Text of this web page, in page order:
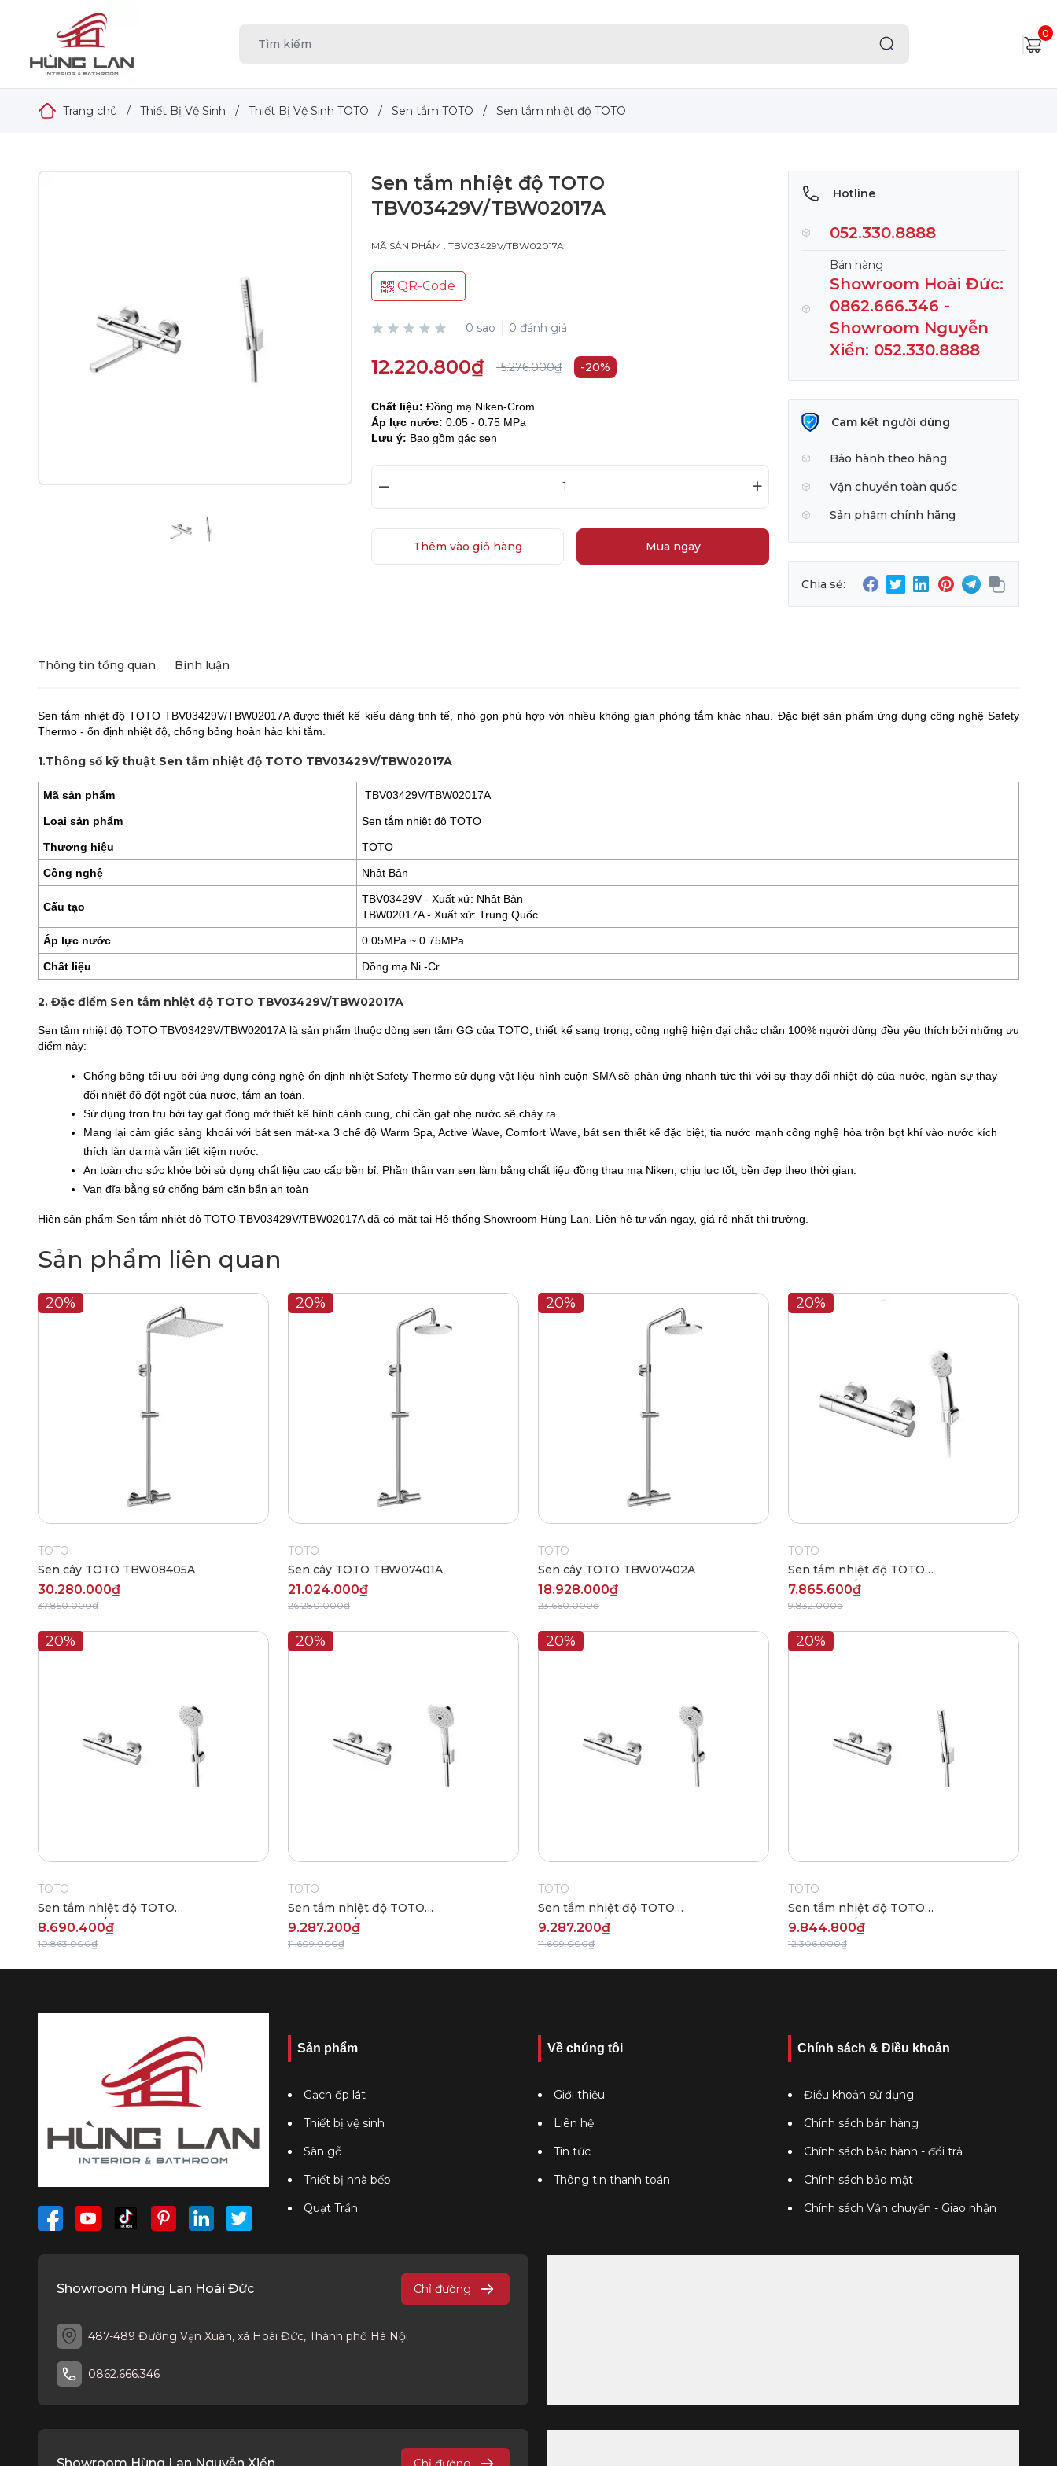
0
Trang chủ / Thiết Bị Vệ Sinh / Thiết Bị Vệ Sinh TOTO / Sen tắm TOTO / Sen tắm nhiệt độ TOTO
Sen tắm nhiệt độ TOTO
TBV03429V/TBW02017A
MÃ SẢN PHẨM : TBV03429V/TBW02017A
QR-Code
0 sao 0 đánh giá
12.220.800₫ 15.276.000₫ -20%
Chất liệu: Đồng mạ Niken-Crom
Áp lực nước: 0.05 - 0.75 MPa
Lưu ý: Bao gồm gác sen
– +
Thêm vào giỏ hàng Mua ngay
Hotline
052.330.8888
Bán hàng
Showroom Hoài Đức:
0862.666.346 -
Showroom Nguyễn
Xiển: 052.330.8888
Cam kết người dùng
Bảo hành theo hãng
Vận chuyển toàn quốc
Sản phẩm chính hãng
Chia sẻ:
Thông tin tổng quan Bình luận
Sen tắm nhiệt độ TOTO TBV03429V/TBW02017A được thiết kế kiểu dáng tinh tế, nhỏ gọn phù hợp với nhiều không gian phòng tắm khác nhau. Đặc biệt sản phẩm ứng dụng công nghệ Safety
Thermo - ổn định nhiệt độ, chống bỏng hoàn hảo khi tắm.
1.Thông số kỹ thuật Sen tắm nhiệt độ TOTO TBV03429V/TBW02017A
Mã sản phẩm TBV03429V/TBW02017A
Loại sản phẩm Sen tắm nhiệt độ TOTO
Thương hiệu TOTO
Công nghệ Nhật Bản
Cấu tạo
TBV03429V - Xuất xứ: Nhật Bản
TBW02017A - Xuất xứ: Trung Quốc
Áp lực nước 0.05MPa ~ 0.75MPa
Chất liệu Đồng mạ Ni -Cr
2. Đặc điểm Sen tắm nhiệt độ TOTO TBV03429V/TBW02017A
Sen tắm nhiệt độ TOTO TBV03429V/TBW02017A là sản phẩm thuộc dòng sen tắm GG của TOTO, thiết kế sang trọng, công nghệ hiện đại chắc chắn 100% người dùng đều yêu thích bởi những ưu
điểm này:
Chống bỏng tối ưu bởi ứng dụng công nghệ ổn định nhiệt Safety Thermo sử dụng vật liệu hình cuộn SMA sẽ phản ứng nhanh tức thì với sự thay đổi nhiệt độ của nước, ngăn sự thay
đổi nhiệt độ đột ngột của nước, tắm an toàn.
Sử dụng trơn tru bởi tay gạt đóng mở thiết kế hình cánh cung, chỉ cần gạt nhẹ nước sẽ chảy ra.
Mang lại cảm giác sảng khoái với bát sen mát-xa 3 chế độ Warm Spa, Active Wave, Comfort Wave, bát sen thiết kế đặc biệt, tia nước mạnh công nghệ hòa trộn bọt khí vào nước kích
thích làn da mà vẫn tiết kiệm nước.
An toàn cho sức khỏe bởi sử dụng chất liệu cao cấp bền bỉ. Phần thân van sen làm bằng chất liệu đồng thau mạ Niken, chịu lực tốt, bền đẹp theo thời gian.
Van đĩa bằng sứ chống bám cặn bẩn an toàn
Hiện sản phẩm Sen tắm nhiệt độ TOTO TBV03429V/TBW02017A đã có mặt tại Hệ thống Showroom Hùng Lan . Liên hệ tư vấn ngay, giá rẻ nhất thị trường.
Sản phẩm liên quan
20%
TOTO
Sen cây TOTO TBW08405A
30.280.000₫
37.850.000₫
20%
TOTO
Sen cây TOTO TBW07401A
21.024.000₫
26.280.000₫
20%
TOTO
Sen cây TOTO TBW07402A
18.928.000₫
23.660.000₫
20%
TOTO
Sen tắm nhiệt độ TOTO
TBV03431V/TBW03002B
7.865.600₫
9.832.000₫
20%
TOTO
Sen tắm nhiệt độ TOTO
TBV03431V/TBW01008A
8.690.400₫
10.863.000₫
20%
TOTO
Sen tắm nhiệt độ TOTO
TBV03431V/TBW02006A
9.287.200₫
11.609.000₫
20%
TOTO
Sen tắm nhiệt độ TOTO
TBV03431V/TBW01010A
9.287.200₫
11.609.000₫
20%
TOTO
Sen tắm nhiệt độ TOTO
TBV03431V/TBW02017A
9.844.800₫
12.306.000₫
Sản phẩm
Gạch ốp lát
Thiết bị vệ sinh
Sàn gỗ
Thiết bị nhà bếp
Quạt Trần
Về chúng tôi
Giới thiệu
Liên hệ
Tin tức
Thông tin thanh toán
Chính sách & Điều khoản
Điều khoản sử dụng
Chính sách bán hàng
Chính sách bảo hành - đổi trả
Chính sách bảo mật
Chính sách Vận chuyển - Giao nhận
Showroom Hùng Lan Hoài Đức Chỉ đường
487-489 Đường Vạn Xuân, xã Hoài Đức, Thành phố Hà Nội
0862.666.346
Showroom Hùng Lan Nguyễn Xiển